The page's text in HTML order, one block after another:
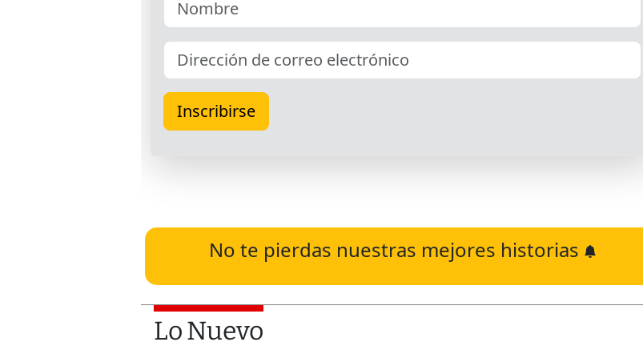
No te pierdas nuestras mejores historias
Lo Nuevo